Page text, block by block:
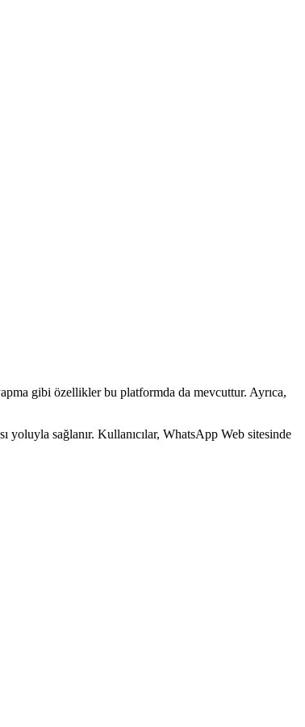
öne çıkar.
çıkar.
ekran koruyucu gereksinimlerini artırarak cihaz ömrünü
gibi özellikler bu platformda da mevcuttur. Ayrıca,
yoluyla sağlanır. Kullanıcılar, WhatsApp Web sitesinde